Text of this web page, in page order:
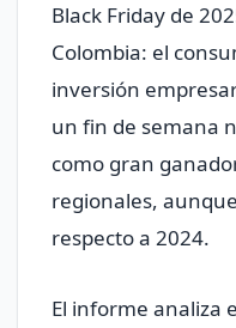
Black Friday de
Colombia: el
inversión
un fin de semana
como gran
regionales,
respecto a 2024.
El informe analiza